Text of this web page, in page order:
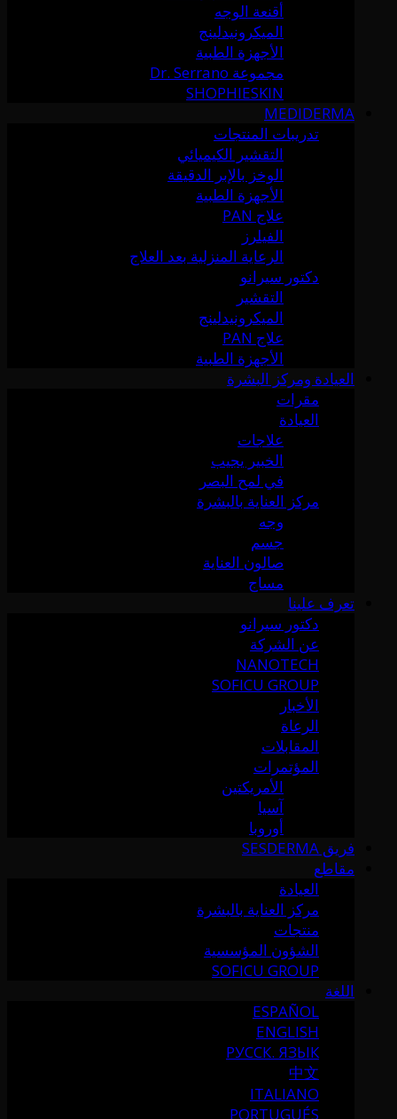
أقنعة الوجه
الميكرونيدلينج
الأجهزة الطبية
مجموعة Dr. Serrano
SHOPHIESKIN
MEDIDERMA
تدريبات المنتجات
التقشير الكيميائي
الوخز بالإبر الدقيقة
الأجهزة الطبية
علاج PAN
الفيلرز
الرعاية المنزلية بعد العلاج
دكتور سيرانو
التقشير
الميكرونيدلينج
علاج PAN
الأجهزة الطبية
العيادة ومركز البشرة
مقرات
العيادة
علاجات
الخبير يجيب
في لمح البصر
مركز العناية بالبشرة
وجه
جسم
صالون العناية
مساج
تعرف علينا
دكتور سيرانو
عن الشركة
NANOTECH
SOFICU GROUP
الأخبار
الرعاة
المقابلات
المؤتمرات
الأمريكتين
آسيا
أوروبا
فريق SESDERMA
مقاطع
العيادة
مركز العناية بالبشرة
منتجات
الشؤون المؤسسية
SOFICU GROUP
اللغة
ESPAÑOL
ENGLISH
РУССК. ЯЗЫК
中文
ITALIANO
PORTUGUÉS